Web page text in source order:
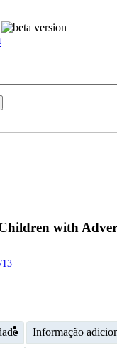
with
Informação